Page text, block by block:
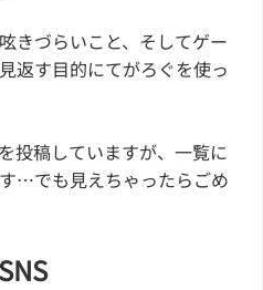
きづらいこと、そしてゲー
返す目的にてがろぐを使っ
投稿していますが、一覧に
…でも見えちゃったらごめ